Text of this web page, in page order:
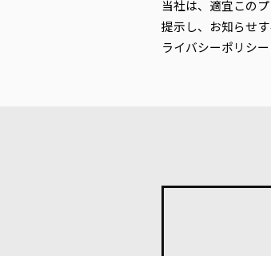
当社は、適宜この
提示し、お知らせ
ライバシーポリシ